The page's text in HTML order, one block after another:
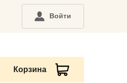
Войти
Корзина